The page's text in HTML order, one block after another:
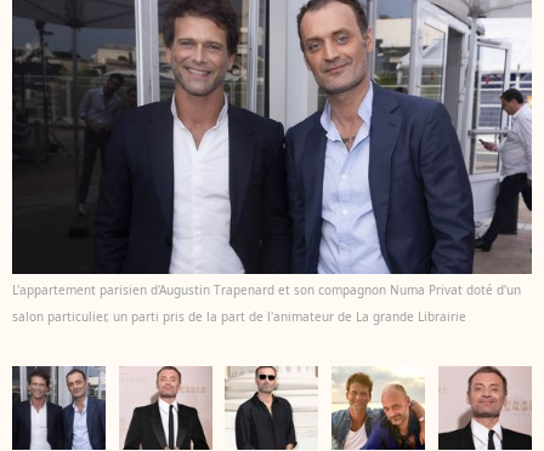
L'appartement parisien d'Augustin Trapenard et son compagnon Numa Privat doté d'un
salon particulier, un parti pris de la part de l'animateur de La grande Librairie